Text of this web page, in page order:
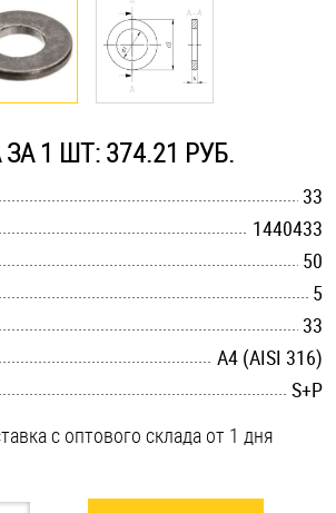
для яхт
1 ШТ: 374.21 РУБ.
33
1440433
50
5
33
A4 (AISI 316)
S+P
с оптового склада от 1 дня